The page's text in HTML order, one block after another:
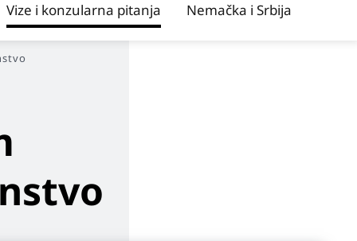
Vize i konzularna pitanja Nemačka i Srbija